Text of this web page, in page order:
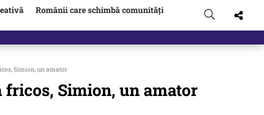
Românii care schimbă comunități
Simion, un amator
fricos, Simion, un amator